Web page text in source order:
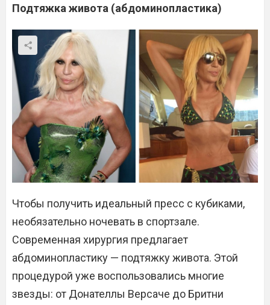
Подтяжка живота (абдоминопластика)
Чтобы получить идеальный пресс с кубиками,
необязательно ночевать в спортзале.
Современная хирургия предлагает
абдоминопластику — подтяжку живота. Этой
процедурой уже воспользовались многие
звезды: от Донателлы Версаче до Бритни